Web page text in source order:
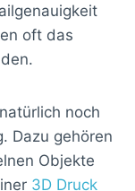
oft das
noch
Dazu gehören
Objekte
3D Druck